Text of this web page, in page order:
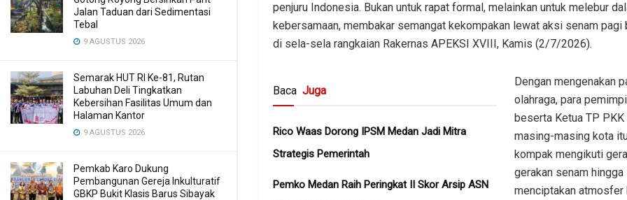
Jalan Taduan dari Sedimentasi
Tebal
9 AGUSTUS 2026
Semarak HUT RI Ke-81, Rutan
Labuhan Deli Tingkatkan
Kebersihan Fasilitas Umum dan
Halaman Kantor
9 AGUSTUS 2026
Pemkab Karo Dukung
Pembangunan Gereja Inkulturatif
GBKP Bukit Klasis Barus Sibayak
penjuru Indonesia. Bukan untuk rapat formal, melainkan untuk melebur
kebersamaan, membakar semangat kekompakan lewat aksi senam pagi
di sela-sela rangkaian Rakernas APEKSI XVIII, Kamis (2/7/2026).
Baca Juga
Rico Waas Dorong IPSM Medan Jadi Mitra
Strategis Pemerintah
Pemko Medan Raih Peringkat II Skor Arsip ASN
​Dengan mengenakan
olahraga, para
beserta Ketua TP PKK
masing-masing kota
kompak mengikuti
gerakan senam hingga
menciptakan atmosfer